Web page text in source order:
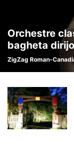
Orchestre
bagheta
ZigZag Roman-